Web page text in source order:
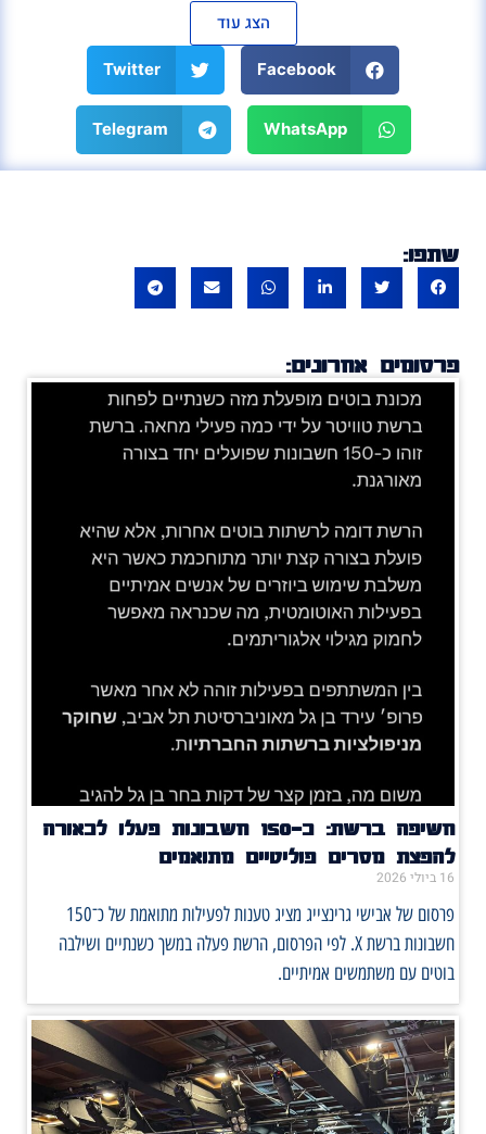
הצג עוד
Facebook
Twitter
WhatsApp
Telegram
שתפו:
פרסומים אחרונים:
חשיפה ברשת: כ־150 חשבונות פעלו לכאורה
להפצת מסרים פוליטיים מתואמים
16 ביולי 2026
פרסום של אבישי גרינצייג מציג טענות לפעילות מתואמת של כ־150
חשבונות ברשת X. לפי הפרסום, הרשת פעלה במשך כשנתיים ושילבה
בוטים עם משתמשים אמיתיים.